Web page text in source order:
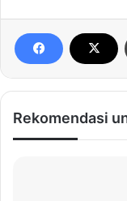
Rekomendasi